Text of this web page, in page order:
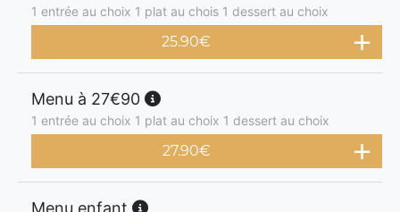
1 entrée au choix 1 plat au chois 1 dessert au choix
25.90€
Menu à 27€90
1 entrée au choix 1 plat au choix 1 dessert au choix
27.90€
Menu enfant